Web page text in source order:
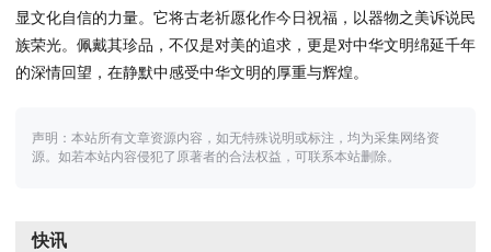
显文化自信的力量。它将古老祈愿化作今日祝福，以器物之美诉说民
族荣光。佩戴其珍品，不仅是对美的追求，更是对中华文明绵延千年
的深情回望，在静默中感受中华文明的厚重与辉煌。
声明：本站所有文章资源内容，如无特殊说明或标注，均为采集网络资
源。如若本站内容侵犯了原著者的合法权益，可联系本站删除。
快讯